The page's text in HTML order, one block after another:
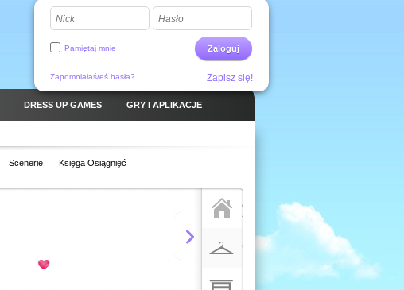
Nick Hasło
Zaloguj
Pamiętaj mnie
Zapomniałaś/eś hasła? Zapisz się!
DRESS UP GAMES GRY I APLIKACJE
Scenerie Księga Osiągnięć